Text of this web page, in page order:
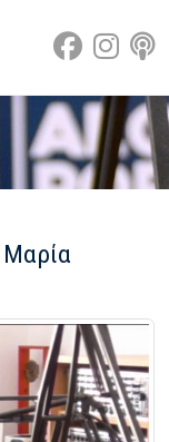
Μαρία